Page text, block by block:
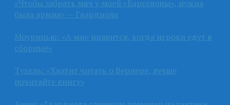
«Чтобы забрать мяч у моей «Барселоны», нужна
была армия» — Гвардиола
Моуринью: «А мне нравится, когда игроки едут в
сборные»
Тухель: «Хватит читать о Вернере, лучше
почитайте книгу»